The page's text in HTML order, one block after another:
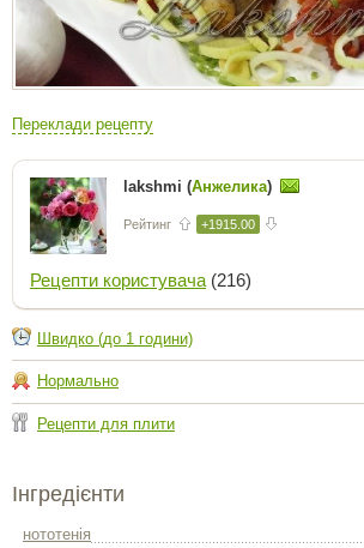
Переклади рецепту
lakshmi (Анжелика)
Рейтинг +1915.00
Рецепти користувача (216)
Швидко (до 1 години)
Нормально
Рецепти для плити
Інгредієнти
нототенія